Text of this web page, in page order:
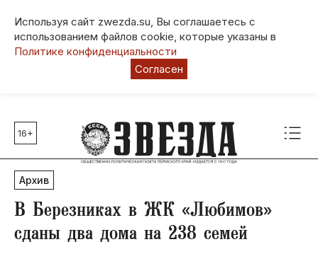
Используя сайт zwezda.su, Вы соглашаетесь с
использованием файлов cookie, которые указаны в
Политике конфиденциальности
Согласен
Главные темы
80 лет Победы
Молодежная столица РФ
СВО
Социальная поддержка
16+
Архив
В Березниках в ЖК «Любимов»
сданы два дома на 238 семей